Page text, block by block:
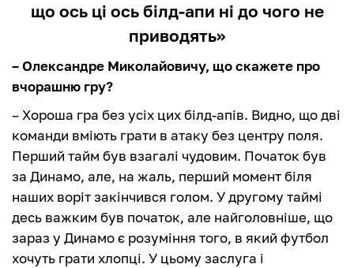
що ось ці ось білд-апи ні до чого не
приводять»
– Олександре Миколайовичу, що скажете про
вчорашню гру?
– Хороша гра без усіх цих білд-апів. Видно, що дві
команди вміють грати в атаку без центру поля.
Перший тайм був взагалі чудовим. Початок був
за Динамо, але, на жаль, перший момент біля
наших воріт закінчився голом. У другому таймі
десь важким був початок, але найголовніше, що
зараз у Динамо є розуміння того, в який футбол
хочуть грати хлопці. У цьому заслуга і